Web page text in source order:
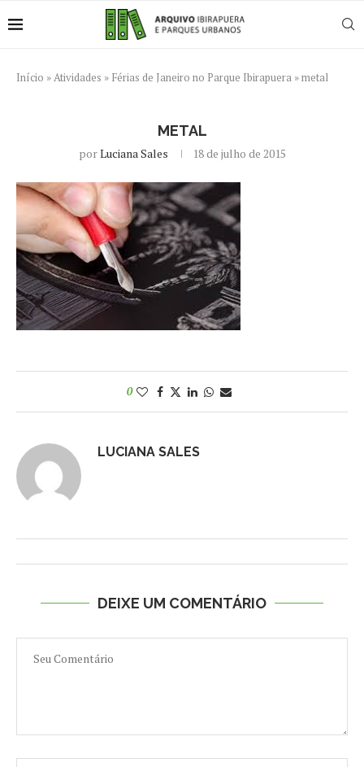
Início »Atividades » Férias de Janeiro no Parque Ibirapuera »metal
METAL
porLuciana Sales 18 de julho de 2015
0
LUCIANA SALES
DEIXE UM COMENTÁRIO